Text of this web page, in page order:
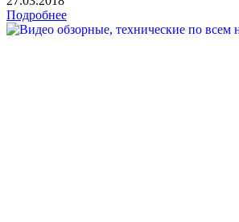
Подробнее